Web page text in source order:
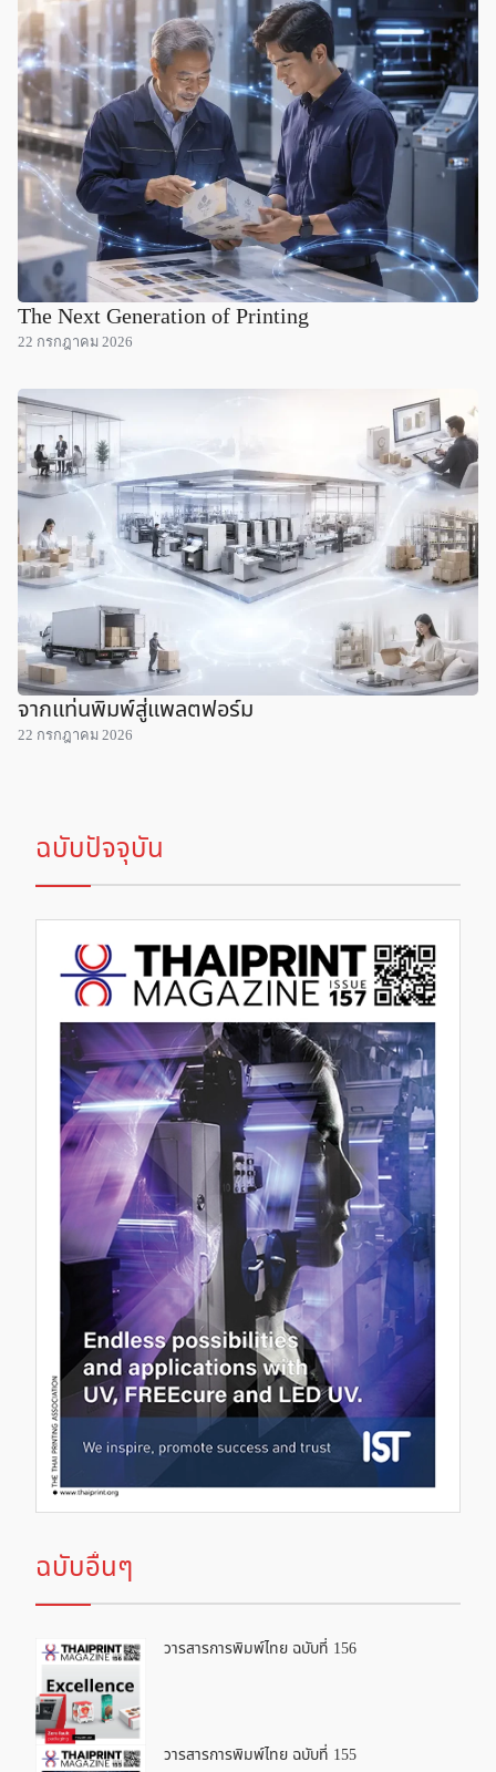
The Next Generation of Printing
22 กรกฎาคม 2026
จากแท่นพิมพ์สู่แพลตฟอร์ม
22 กรกฎาคม 2026
ฉบับปัจจุบัน
ฉบับอื่นๆ
วารสารการพิมพ์ไทย ฉบับที่ 156
วารสารการพิมพ์ไทย ฉบับที่ 155